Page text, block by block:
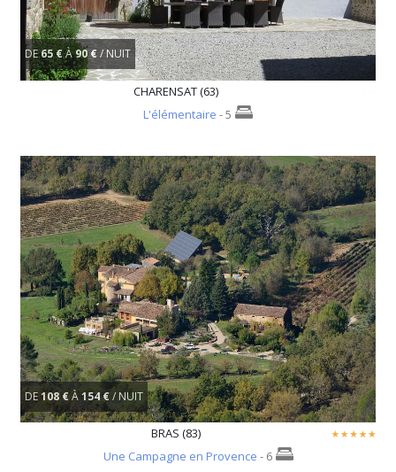
DE65 €À90 €/ NUIT
CHARENSAT (63)
L'élémentaire - 5
DE108 €À154 €/ NUIT
BRAS (83)
Une Campagne en Provence - 6